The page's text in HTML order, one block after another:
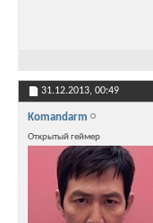
31.12.2013, 00:49
Komandarm
Открытый геймер